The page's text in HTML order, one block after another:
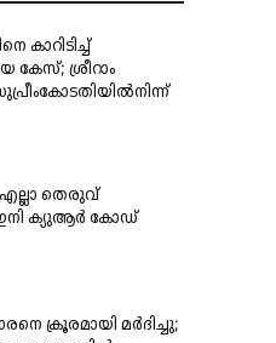
കാറിടിച്ച്
കേസ്; ശ്രീറാം
തെരുവ്
ക്യുആർ കോഡ്
ക്രൂരമായി മർദിച്ചു;